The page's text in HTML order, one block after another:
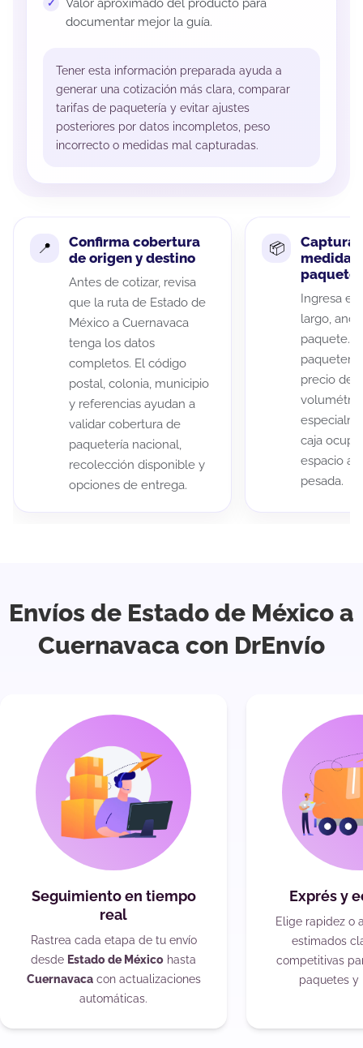
Valor aproximado del producto para
documentar mejor la guía.
Tener esta información preparada ayuda a
generar una cotización más clara, comparar
tarifas de paquetería y evitar ajustes
posteriores por datos incompletos, peso
incorrecto o medidas mal capturadas.
Confirma cobertura
de origen y destino
Antes de cotizar, revisa
que la ruta de Estado de
México a Cuernavaca
tenga los datos
completos. El código
postal, colonia, municipio
y referencias ayudan a
validar cobertura de
paquetería nacional,
recolección disponible y
opciones de entrega.
Captura
medidas
paquete
Ingresa el
largo,
paquete.
precio de
caja
espacio
pesada.
Envíos de Estado de México a
Cuernavaca con DrEnvío
Seguimiento en tiempo
real
Rastrea cada etapa de tu envío
desde Estado de México hasta
Cuernavacacon actualizaciones
automáticas.
Exprés y
Elige rapidez o
estimados
competitivas
paquetes y